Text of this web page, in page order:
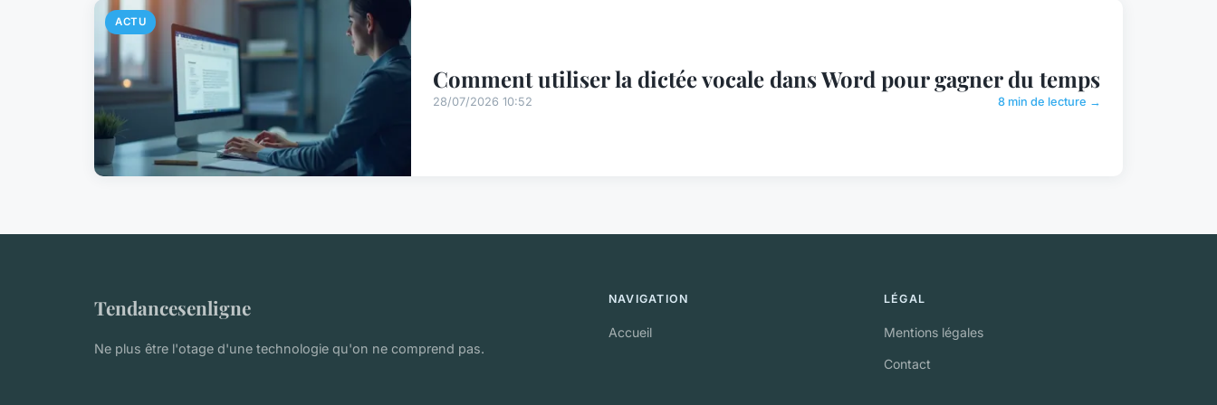
ACTU
Comment utiliser la dictée vocale dans Word pour gagner du temps
28/07/2026 10:52 8 min de lecture →
Tendancesenligne
Ne plus être l'otage d'une technologie qu'on ne comprend pas.
NAVIGATION
Accueil
LÉGAL
Mentions légales
Contact